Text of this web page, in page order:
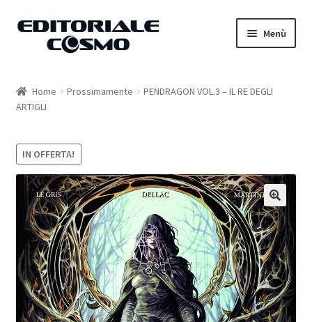
Vai
Vai
Menù
Catalogo
Carrello
Il mio account
Home Prossimamente
PENDRAGON VOL.3 – IL RE DEGLI
ARTIGLI
IN OFFERTA!